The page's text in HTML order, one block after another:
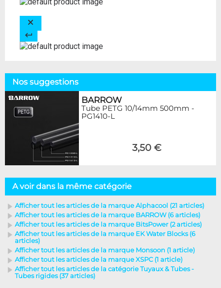
Nos suggestions
BARROW
Tube PETG 10/14mm 500mm -
PG1410-L
3,50 €
A voir dans la même catégorie
Afficher tout les articles de la marque Alphacool (21 articles)
Afficher tout les articles de la marque BARROW (6 articles)
Afficher tout les articles de la marque BitsPower (2 articles)
Afficher tout les articles de la marque EK Water Blocks (6
articles)
Afficher tout les articles de la marque Monsoon (1 article)
Afficher tout les articles de la marque XSPC (1 article)
Afficher tout les articles de la catégorie Tuyaux & Tubes -
Tubes rigides (37 articles)